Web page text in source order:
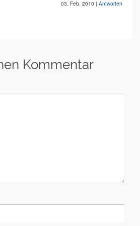
03. Feb. 2010 | Antworten
Kommentar